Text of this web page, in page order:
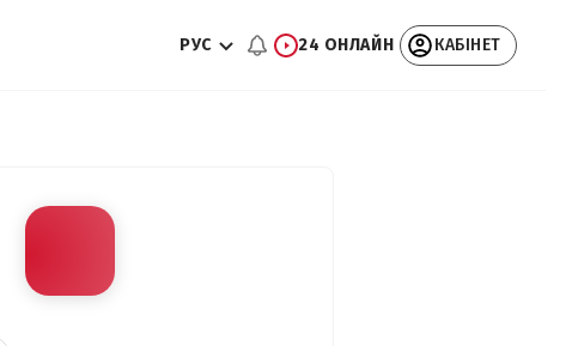
РУС 24 ОНЛАЙН КАБІНЕТ